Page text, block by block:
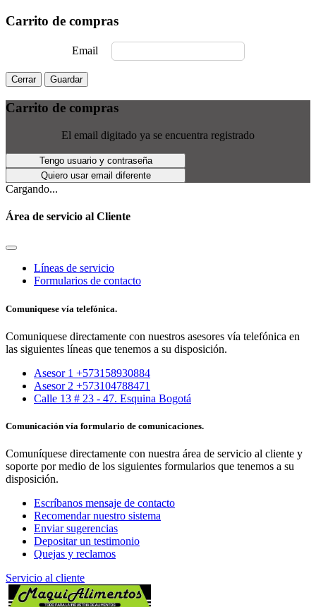
Carrito de compras
Email
Cerrar Guardar
Carrito de compras
El email digitado ya se encuentra registrado
Tengo usuario y contraseña
Quiero usar email diferente
Cargando...
Área de servicio al Cliente
Líneas de servicio
Formularios de contacto
Comuniquese vía telefónica.
Comuniquese directamente con nuestros asesores vía telefónica en
las siguientes líneas que tenemos a su disposición.
Asesor 1 +573158930884
Asesor 2 +573104788471
Calle 13 # 23 - 47. Esquina Bogotá
Comunicación vía formulario de comunicaciones.
Comuníquese directamente con nuestra área de servicio al cliente y
soporte por medio de los siguientes formularios que tenemos a su
disposición.
Escríbanos mensaje de contacto
Recomendar nuestro sistema
Enviar sugerencias
Depositar un testimonio
Quejas y reclamos
Servicio al cliente